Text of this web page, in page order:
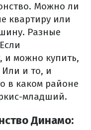
Можно ли
квартиру или
Разные
и можно купить,
и то, и
в каком районе
младший.
Динамо: